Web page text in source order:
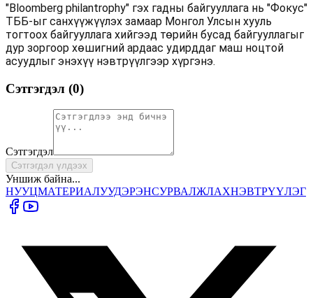
"Bloomberg philantrophy" гэх гадны байгууллага нь "Фокус"
ТББ-ыг санхүүжүүлэх замаар Монгол Улсын хууль
тогтоох байгууллага хийгээд төрийн бусад байгууллагыг
дур зоргоор хөшигний ардаас удирддаг маш ноцтой
асуудлыг энэхүү нэвтрүүлгээр хүргэнэ.
Сэтгэгдэл (0)
Сэтгэгдэл
Сэтгэгдэл үлдээх
Уншиж байна...
НУУЦМАТЕРИАЛУУДЭРЭНСУРВАЛЖЛАХНЭВТРҮҮЛЭГ